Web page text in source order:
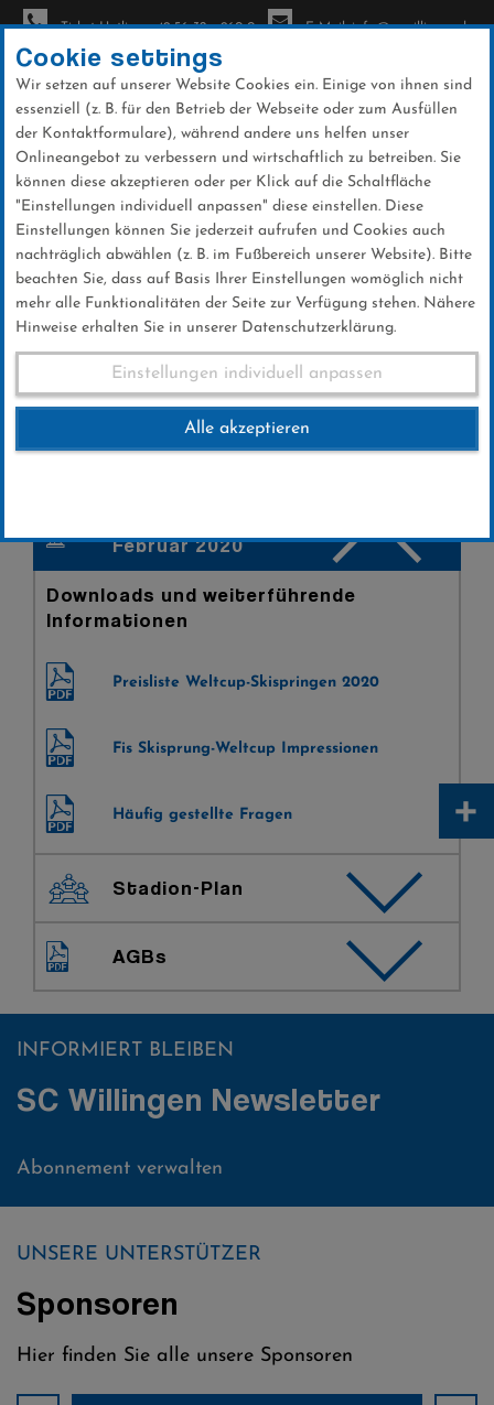
Direkt
zum
Inhalt
Ticket-Hotline: +49 56 32 - 960-0 E-Mail: info@sc-willingen.de
Informationen zu Weltcup 2020
Informationen
Hier finden Sie alle Informationen rund um
den Weltcup
Februar 2020
Downloads und weiterführende
Informationen
Preisliste Weltcup-Skispringen 2020
Fis Skisprung-Weltcup Impressionen
Häufig gestellte Fragen
Stadion-Plan
AGBs
Cookie settings
Wir setzen auf unserer Website Cookies ein. Einige von ihnen sind
essenziell (z. B. für den Betrieb der Webseite oder zum Ausfüllen
der Kontaktformulare), während andere uns helfen unser
Onlineangebot zu verbessern und wirtschaftlich zu betreiben. Sie
können diese akzeptieren oder per Klick auf die Schaltfläche
"Einstellungen individuell anpassen" diese einstellen. Diese
Einstellungen können Sie jederzeit aufrufen und Cookies auch
nachträglich abwählen (z. B. im Fußbereich unserer Website). Bitte
beachten Sie, dass auf Basis Ihrer Einstellungen womöglich nicht
mehr alle Funktionalitäten der Seite zur Verfügung stehen. Nähere
Hinweise erhalten Sie in unserer Datenschutzerklärung.
Einstellungen individuell anpassen
Alle akzeptieren
INFORMIERT BLEIBEN
SC Willingen Newsletter
Abonnement verwalten
UNSERE UNTERSTÜTZER
Sponsoren
Hier finden Sie alle unsere Sponsoren
+